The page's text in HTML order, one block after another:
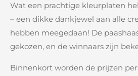
Wat een prachtige kleurplaten
– een dikke dankjewel aan alle
hebben meegedaan! De
gekozen, en de winnaars zijn
Binnenkort worden de prijzen